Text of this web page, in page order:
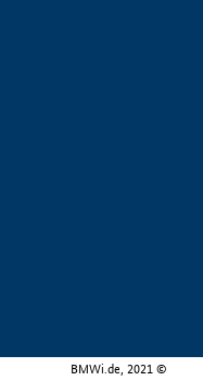
BMWi.de, 2021 ©